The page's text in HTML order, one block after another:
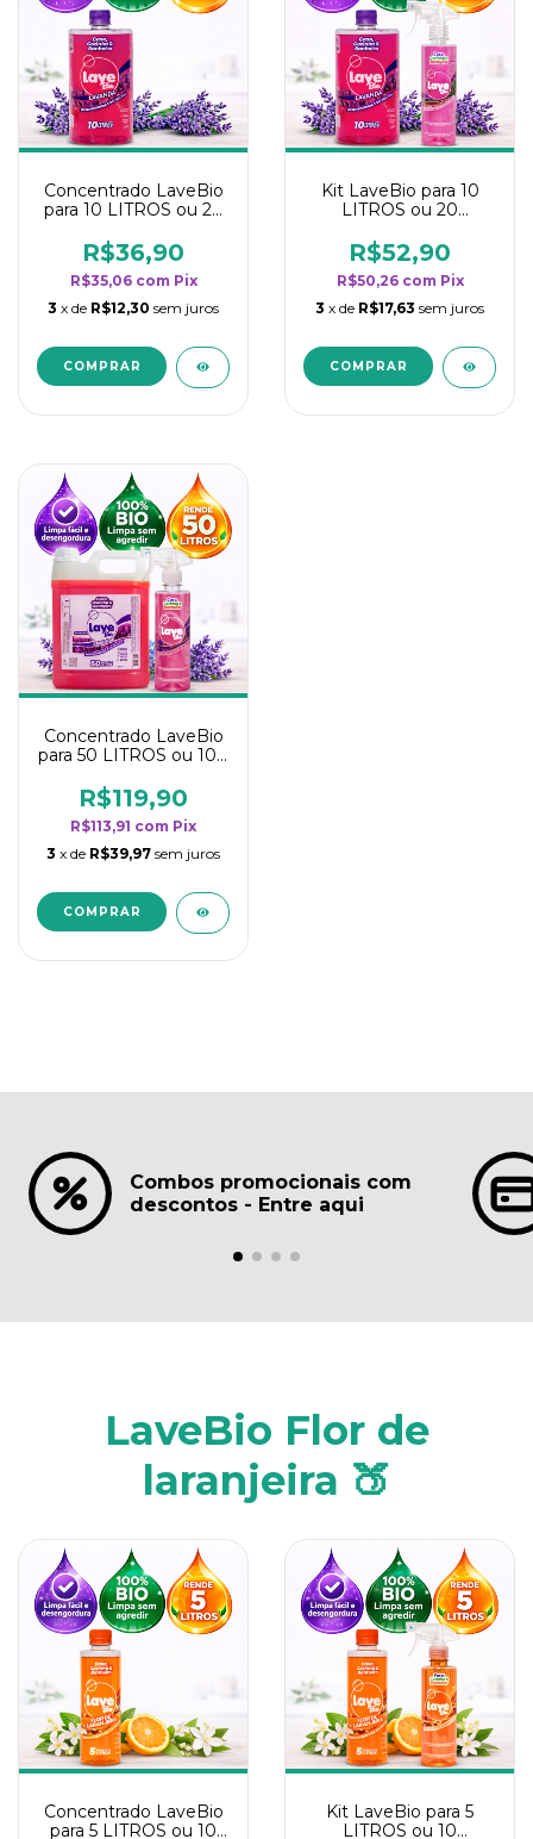
Concentrado LaveBio
para 10 LITROS ou 20
rendimento da
categoria - Lavanda
R$36,90
R$35,06 com Pix
3 x de R$12,30 sem juros
Kit LaveBio para 10
LITROS ou 20
rendimento da
categoria - Lavanda
R$52,90
R$50,26 com Pix
3 x de R$17,63 sem juros
Concentrado LaveBio
para 50 LITROS ou 100
rendimento da
categoria - Lavanda
R$119,90
R$113,91 com Pix
3 x de R$39,97 sem juros
Combos promocionais com
descontos - Entre aqui
LaveBio Flor de
laranjeira 🍑
Concentrado LaveBio
para 5 LITROS ou 10
Kit LaveBio para 5
LITROS ou 10